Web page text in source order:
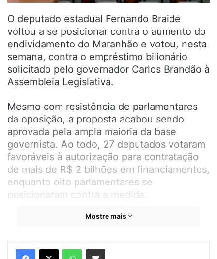
O deputado estadual Fernando Braide
voltou a se posicionar contra o aumento do
endividamento do Maranhão e votou, nesta
semana, contra o empréstimo bilionário
solicitado pelo governador Carlos Brandão à
Assembleia Legislativa.
Mesmo com resistência de parlamentares
da oposição, a proposta acabou sendo
aprovada pela ampla maioria da base
governista. Ao todo, 27 deputados votaram
favoráveis à autorização para contratação
de mais de R$ 2 bilhões em financiamentos,
enquanto oito parlamentares se
posicionaram contra a medida.
Fernando Braide, que já havia votado contra
estadual, criticou duramente a aprovação
Mostre mais